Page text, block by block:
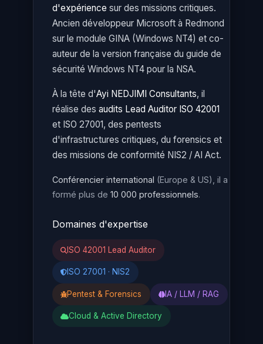
d'expérience sur des missions critiques.
Ancien développeur Microsoft à Redmond
sur le module GINA (Windows NT4) et co-
auteur de la version française du guide de
sécurité Windows NT4 pour la NSA.
À la tête d'Ayi NEDJIMI Consultants, il
réalise des audits Lead Auditor ISO 42001
et ISO 27001, des pentests
d'infrastructures critiques, du forensics et
des missions de conformité NIS2 / AI Act.
Conférencier international (Europe & US), il a
formé plus de 10 000 professionnels.
Domaines d'expertise
ISO 42001 Lead Auditor
ISO 27001 · NIS2
Pentest & Forensics IA / LLM / RAG
Cloud & Active Directory